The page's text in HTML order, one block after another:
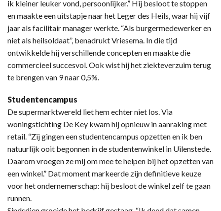
ik kleiner leuker vond, persoonlijker.” Hij besloot te stoppen
en maakte een uitstapje naar het Leger des Heils, waar hij vijf
jaar als facilitair manager werkte. “Als burgermedewerker en
niet als heilsoldaat”, benadrukt Vriesema. In die tijd
ontwikkelde hij verschillende concepten en maakte die
commercieel succesvol. Ook wist hij het ziekteverzuim terug
te brengen van 9 naar 0,5%.
Studentencampus
De supermarktwereld liet hem echter niet los. Via
woningstichting De Key kwam hij opnieuw in aanraking met
retail. “Zij gingen een studentencampus opzetten en ik ben
natuurlijk ooit begonnen in de studentenwinkel in Uilenstede.
Daarom vroegen ze mij om mee te helpen bij het opzetten van
een winkel.” Dat moment markeerde zijn definitieve keuze
voor het ondernemerschap: hij besloot de winkel zelf te gaan
runnen.